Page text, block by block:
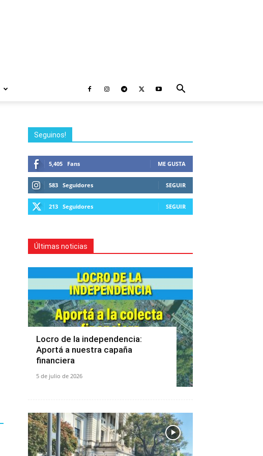
Seguinos!
5,405 Fans ME GUSTA
583 Seguidores SEGUIR
213 Seguidores SEGUIR
Últimas noticias
Locro de la independencia:
Aportá a nuestra capaña
financiera
5 de julio de 2026